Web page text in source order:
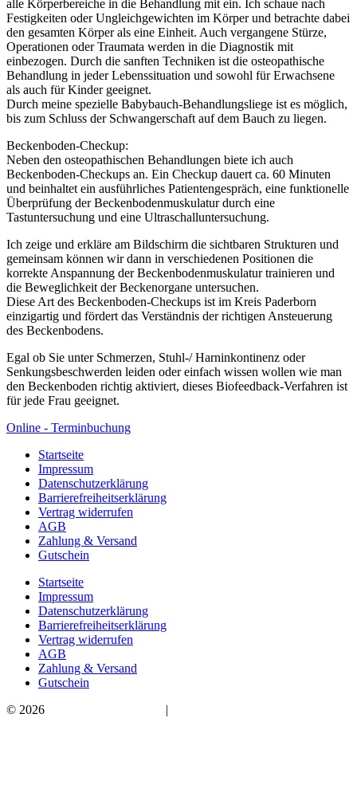
alle Körperbereiche in die Behandlung mit ein. Ich schaue nach
Festigkeiten oder Ungleichgewichten im Körper und betrachte dabei
den gesamten Körper als eine Einheit. Auch vergangene Stürze,
Operationen oder Traumata werden in die Diagnostik mit
einbezogen. Durch die sanften Techniken ist die osteopathische
Behandlung in jeder Lebenssituation und sowohl für Erwachsene
als auch für Kinder geeignet.
Durch meine spezielle Babybauch-Behandlungsliege ist es möglich,
bis zum Schluss der Schwangerschaft auf dem Bauch zu liegen.
Beckenboden-Checkup:
Neben den osteopathischen Behandlungen biete ich auch
Beckenboden-Checkups an. Ein Checkup dauert ca. 60 Minuten
und beinhaltet ein ausführliches Patientengespräch, eine funktionelle
Überprüfung der Beckenbodenmuskulatur durch eine
Tastuntersuchung und eine Ultraschalluntersuchung.
Ich zeige und erkläre am Bildschirm die sichtbaren Strukturen und
gemeinsam können wir dann in verschiedenen Positionen die
korrekte Anspannung der Beckenbodenmuskulatur trainieren und
die Beweglichkeit der Beckenorgane untersuchen.
Diese Art des Beckenboden-Checkups ist im Kreis Paderborn
einzigartig und fördert das Verständnis der richtigen Ansteuerung
des Beckenbodens.
Egal ob Sie unter Schmerzen, Stuhl-/ Harninkontinenz oder
Senkungsbeschwerden leiden oder einfach wissen wollen wie man
den Beckenboden richtig aktiviert, dieses Biofeedback-Verfahren ist
für jede Frau geeignet.
Online - Terminbuchung
Startseite
Impressum
Datenschutzerklärung
Barrierefreiheitserklärung
Vertrag widerrufen
AGB
Zahlung & Versand
Gutschein
Startseite
Impressum
Datenschutzerklärung
Barrierefreiheitserklärung
Vertrag widerrufen
AGB
Zahlung & Versand
Gutschein
© 2026
|